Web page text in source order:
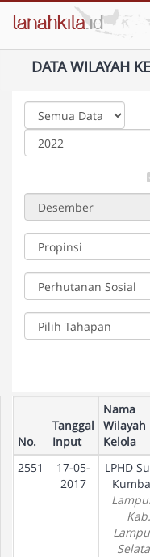
DATA WILAYAH
No.
Tanggal
Input
Nama
Wilayah
Kelola
2551
17-05-
2017
LPHD
Kab.